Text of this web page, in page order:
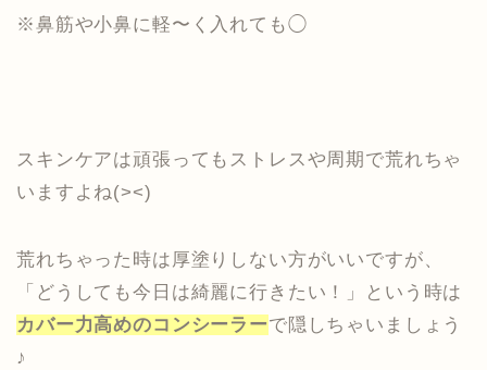
※鼻筋や小鼻に軽〜く入れても◯
スキンケアは頑張ってもストレスや周期で荒れちゃ
いますよね(><)
荒れちゃった時は厚塗りしない方がいいですが、
「どうしても今日は綺麗に行きたい！」という時は
カバー力高めのコンシーラーで隠しちゃいましょう
♪